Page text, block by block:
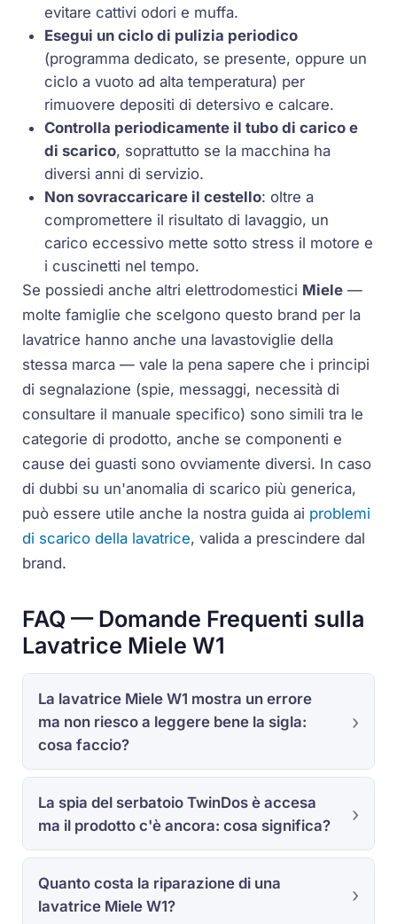
evitare cattivi odori e muffa.
Esegui un ciclo di pulizia periodico
(programma dedicato, se presente, oppure un
ciclo a vuoto ad alta temperatura) per
rimuovere depositi di detersivo e calcare.
Controlla periodicamente il tubo di carico e
di scarico, soprattutto se la macchina ha
diversi anni di servizio.
Non sovraccaricare il cestello: oltre a
compromettere il risultato di lavaggio, un
carico eccessivo mette sotto stress il motore e
i cuscinetti nel tempo.
Se possiedi anche altri elettrodomestici Miele —
molte famiglie che scelgono questo brand per la
lavatrice hanno anche una lavastoviglie della
stessa marca — vale la pena sapere che i principi
di segnalazione (spie, messaggi, necessità di
consultare il manuale specifico) sono simili tra le
categorie di prodotto, anche se componenti e
cause dei guasti sono ovviamente diversi. In caso
di dubbi su un'anomalia di scarico più generica,
può essere utile anche la nostra guida ai problemi
di scarico della lavatrice, valida a prescindere dal
brand.
FAQ — Domande Frequenti sulla
Lavatrice Miele W1
La lavatrice Miele W1 mostra un errore
ma non riesco a leggere bene la sigla:
cosa faccio?
La spia del serbatoio TwinDos è accesa
ma il prodotto c'è ancora: cosa significa?
Quanto costa la riparazione di una
lavatrice Miele W1?